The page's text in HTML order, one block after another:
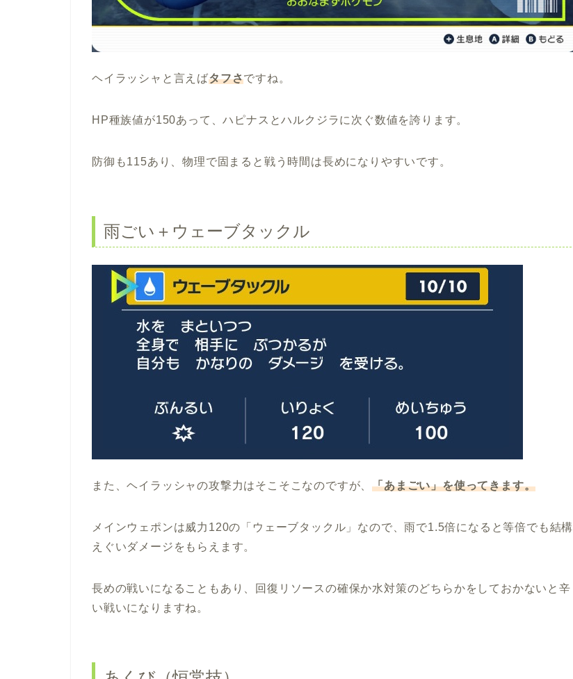
ヘイラッシャと言えばタフさですね。
HP種族値が150あって、ハピナスとハルクジラに次ぐ数値を誇ります。
防御も115あり、物理で固まると戦う時間は長めになりやすいです。
雨ごい＋ウェーブタックル
また、ヘイラッシャの攻撃力はそこそこなのですが、「あまごい」を使ってきます。
メインウェポンは威力120の「ウェーブタックル」なので、雨で1.5倍になると等倍でも結構
えぐいダメージをもらえます。
長めの戦いになることもあり、回復リソースの確保か水対策のどちらかをしておかないと辛
い戦いになりますね。